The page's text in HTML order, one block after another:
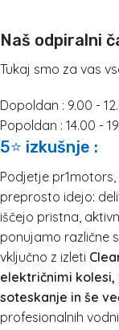
Naš odpiralni
Tukaj smo za vas
Dopoldan : 9.00 -
Popoldan : 14.00 -
5⭐ izkušnje :
Podjetje
preprosto idejo:
iščejo pristna,
ponujamo različne
vključno z izleti
električnimi
soteskanje in še
profesionalnih